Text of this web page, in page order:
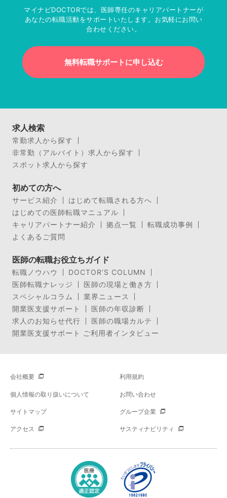
マイナビDOCTORでは、医師専任のキャリアパートナーが
あなたの転職活動をサポートいたします。お気軽にお問い
合わせください。
無料転職サポートに申し込む
求人検索
常勤求人から探す
非常勤（アルバイト）求人から探す
スポット求人から探す
初めての方へ
サービス紹介
はじめて転職される方へ
はじめての医師転職マニュアル
キャリアパートナー紹介
拠点一覧
転職成功事例
よくあるご質問
医師の転職お役立ちガイド
転職ノウハウ
DOCTOR’S COLUMN
医師転職ナレッジ
医師の現場と働き方
スペシャルコラム
業界ニュース
開業医支援サポート
医師の年収診断
求人のお知らせ代行
医師の職場カルテ
開業医支援サポート ご利用者インタビュー
会社概要 利用規約
個人情報の取り扱いについて お問い合わせ
サイトマップ グループ企業
アクセス サスティナビリティ